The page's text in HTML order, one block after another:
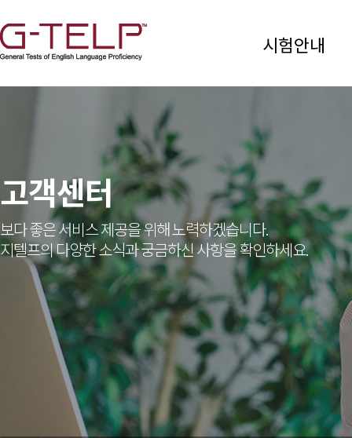
시험안내
고객센터
보다 좋은 서비스 제공을 위해 노력하겠습니다.
지텔프의 다양한 소식과 궁금하신 사항을 확인하세요.